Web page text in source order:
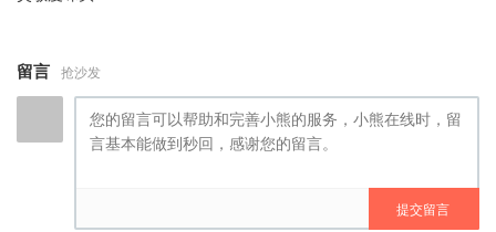
留言 抢沙发
提交留言